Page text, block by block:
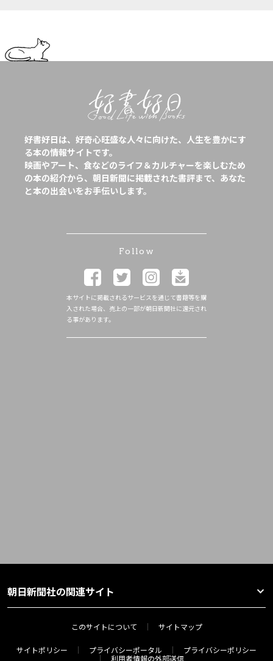
好書好日は、好奇心旺盛な人々に向けた、人生を豊かにす
る本の情報サイトです。
映画やアート、食などのライフ＆カルチャーを楽しむため
の本の紹介から、朝日新聞に掲載された書評まで、あなた
と本の出会いをお手伝いします。
Follow
本サイトに掲載されるサービスを通じて書籍等を購
入された場合、売上の一部が朝日新聞社に還元され
る事があります。
朝日新聞社の関連サイト
このサイトについて サイトマップ
サイトポリシー プライバシーポータル
プライバシーポリシー
利用者情報の外部送信